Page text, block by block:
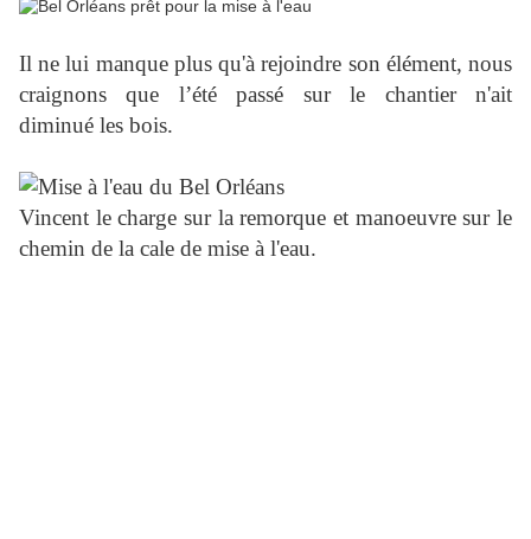
Il ne lui manque plus qu'à rejoindre son élément, nous
craignons que l’été passé sur le chantier n'ait
diminué les bois.
Vincent le charge sur la remorque et manoeuvre sur le
chemin de la cale de mise à l'eau.